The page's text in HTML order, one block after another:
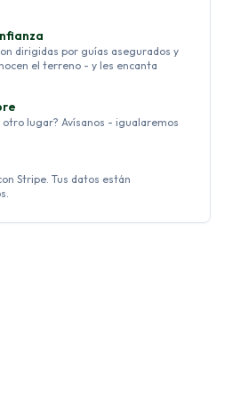
dirigidas por guías asegurados y
el terreno - y les encanta
lugar? Avísanos - igualaremos
Stripe. Tus datos están